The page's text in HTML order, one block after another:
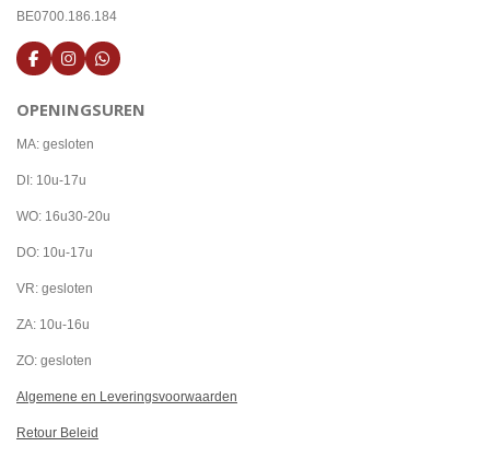
BE0700.186.184
F
a
e
o
k
I
n
t
g
a
m
W
h
t
OPENINGSUREN
MA: gesloten
DI: 10u-17u
WO: 16u30-20u
DO: 10u-17u
VR: gesloten
ZA: 10u-16u
ZO: gesloten
Algemene en Leveringsvoorwaarden
Retour Beleid